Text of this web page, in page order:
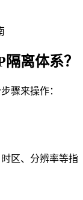
离体系？
骤来操作：
区、分辨率等指